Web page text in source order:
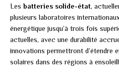
Lesbatteries solide-état,
plusieurs laboratoires
énergétique jusqu’à trois fois
actuelles, avec une durabilité
innovations permettront d’étendre
solaires dans des régions à